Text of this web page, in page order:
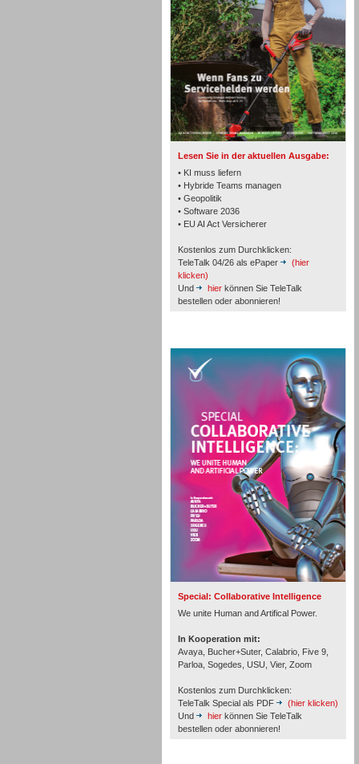
Lesen Sie in der aktuellen Ausgabe:
• KI muss liefern
• Hybride Teams managen
• Geopolitik
• Software 2036
• EU AI Act Versicherer
Kostenlos zum Durchklicken:
TeleTalk 04/26 als ePaper
(hier
klicken)
Und
hier können Sie TeleTalk
bestellen oder abonnieren!
Special: Collaborative Intelligence
We unite Human and Artifical Power.
In Kooperation mit:
Avaya, Bucher+Suter, Calabrio, Five 9,
Parloa, Sogedes, USU, Vier, Zoom
Kostenlos zum Durchklicken:
TeleTalk Special als PDF
(hier klicken)
Und
hier können Sie TeleTalk
bestellen oder abonnieren!
TK- und ACD-Systeme
Workforce-Management
Personal
Inbound